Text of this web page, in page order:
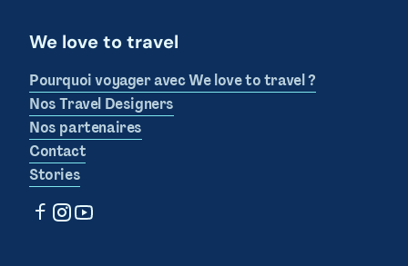
We love to travel
Pourquoi voyager avec We love to travel ?
Nos Travel Designers
Nos partenaires
Contact
Stories